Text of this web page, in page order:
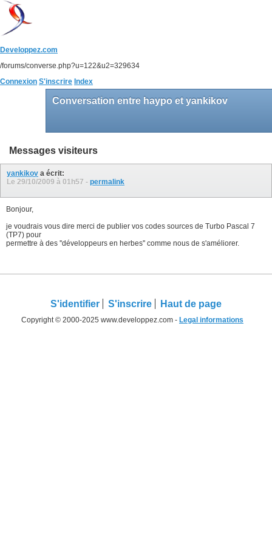
Developpez.com
/forums/converse.php?u=122&u2=329634
Connexion S'inscrire Index
Conversation entre haypo et yankikov
Messages visiteurs
yankikov a écrit:
Le 29/10/2009 à 01h57 - permalink
Bonjour,
je voudrais vous dire merci de publier vos codes sources de Turbo Pascal 7
(TP7) pour
permettre à des ''développeurs en herbes'' comme nous de s'améliorer.
S'identifier S'inscrire Haut de page
Copyright © 2000-2025 www.developpez.com - Legal informations